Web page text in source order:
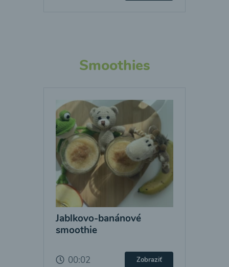
Smoothies
Jablkovo-banánové
smoothie
00:02 Zobraziť